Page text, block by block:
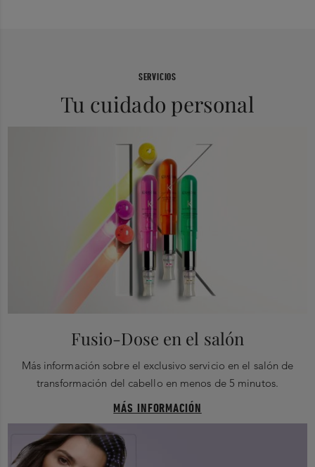
SERVICIOS
Tu cuidado personal
Fusio-Dose en el salón
Más información sobre el exclusivo servicio en el salón de
transformación del cabello en menos de 5 minutos.
MÁS INFORMACIÓN